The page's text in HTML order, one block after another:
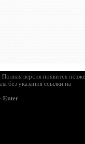
версия появится
без указания ссылки на
Enter